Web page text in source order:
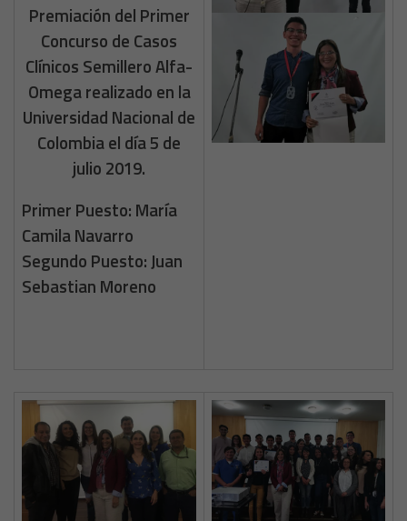
Premiación del Primer
Concurso de Casos
Clínicos Semillero Alfa-
Omega realizado en la
Universidad Nacional de
Colombia el día 5 de
julio 2019.
Primer Puesto: María
Camila Navarro
Segundo Puesto: Juan
Sebastian Moreno